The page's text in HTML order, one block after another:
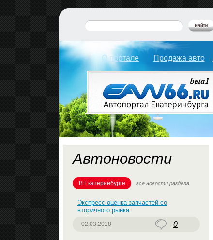
О портале Продажа авто
Автоновости
В Екатеринбурге все новости раздела
Экспресс-оценка запчастей со
вторичного рынка
02.03.2018 0